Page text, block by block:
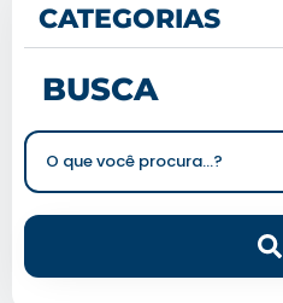
CATEGORIAS
BUSCA